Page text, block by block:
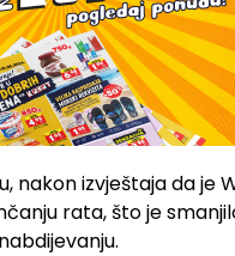
nakon izvještaja da je
rata, što je